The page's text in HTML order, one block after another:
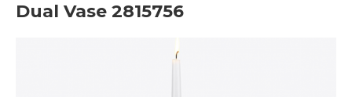
Dual Vase 2815756